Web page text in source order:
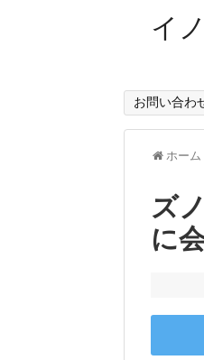
イ
お問い合わ
ホーム
ズ
に